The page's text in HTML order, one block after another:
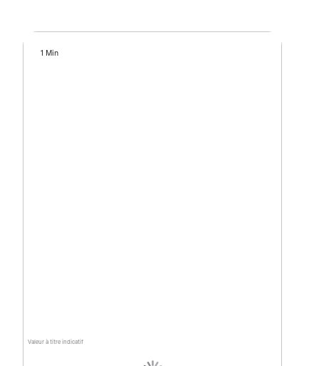
Valeur à titre indicatif
1 Min